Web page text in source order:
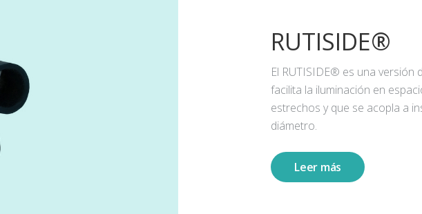
RUTISIDE®
El RUTISIDE® es una versión
facilita la iluminación en
estrechos y que se acopla a
diámetro.
Leer más